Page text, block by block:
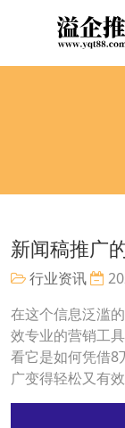
新闻稿推广
行业资讯
在这个信息泛滥
效专业的营销工
看它是如何凭借8
广变得轻松又有效